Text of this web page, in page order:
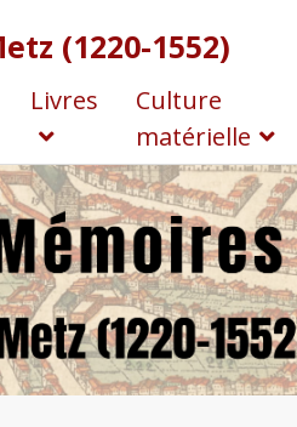
(1220-1552)
Livres
Culture
matérielle